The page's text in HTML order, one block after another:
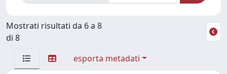
Mostrati risultati da 6 a 8
di 8
esporta metadati